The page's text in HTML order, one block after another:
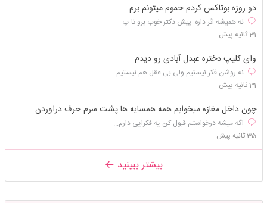
دو روزه بوتاکس کردم حموم میتونم برم
نه همیشه اثر داره. پیش دکتر خوب برو تا پ...
31 ثانیه پیش
وای کلیپ دختره عبدل آبادی رو دیدم
نه روشن فکر نیستیم ولی بی عقل هم نیستیم
31 ثانیه پیش
چون داخل مغازه میخوابم همه همسایه ها پشت سرم حرف دراوردن
اگه میشه درخواستم قبول کن یه فکرایی دارم...
35 ثانیه پیش
بیشتر ببینید